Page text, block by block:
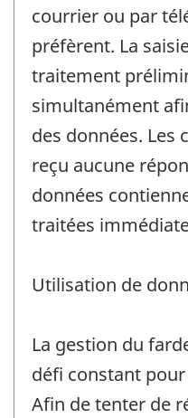
courrier ou par
préfèrent. La
traitement
simultanément
des données. Les
reçu aucune
données
traitées
Utilisation de
La gestion du
défi constant
Afin de tenter de